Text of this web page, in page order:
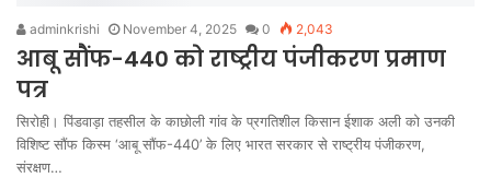
adminkrishi November 4, 2025 0 2,043
आबू सौंफ-440 को राष्ट्रीय पंजीकरण प्रमाण
पत्र
सिरोही। पिंडवाड़ा तहसील के काछोली गांव के प्रगतिशील किसान ईशाक अली को उनकी
विशिष्ट सौंफ किस्म ‘आबू सौंफ-440’ के लिए भारत सरकार से राष्ट्रीय पंजीकरण,
संरक्षण…